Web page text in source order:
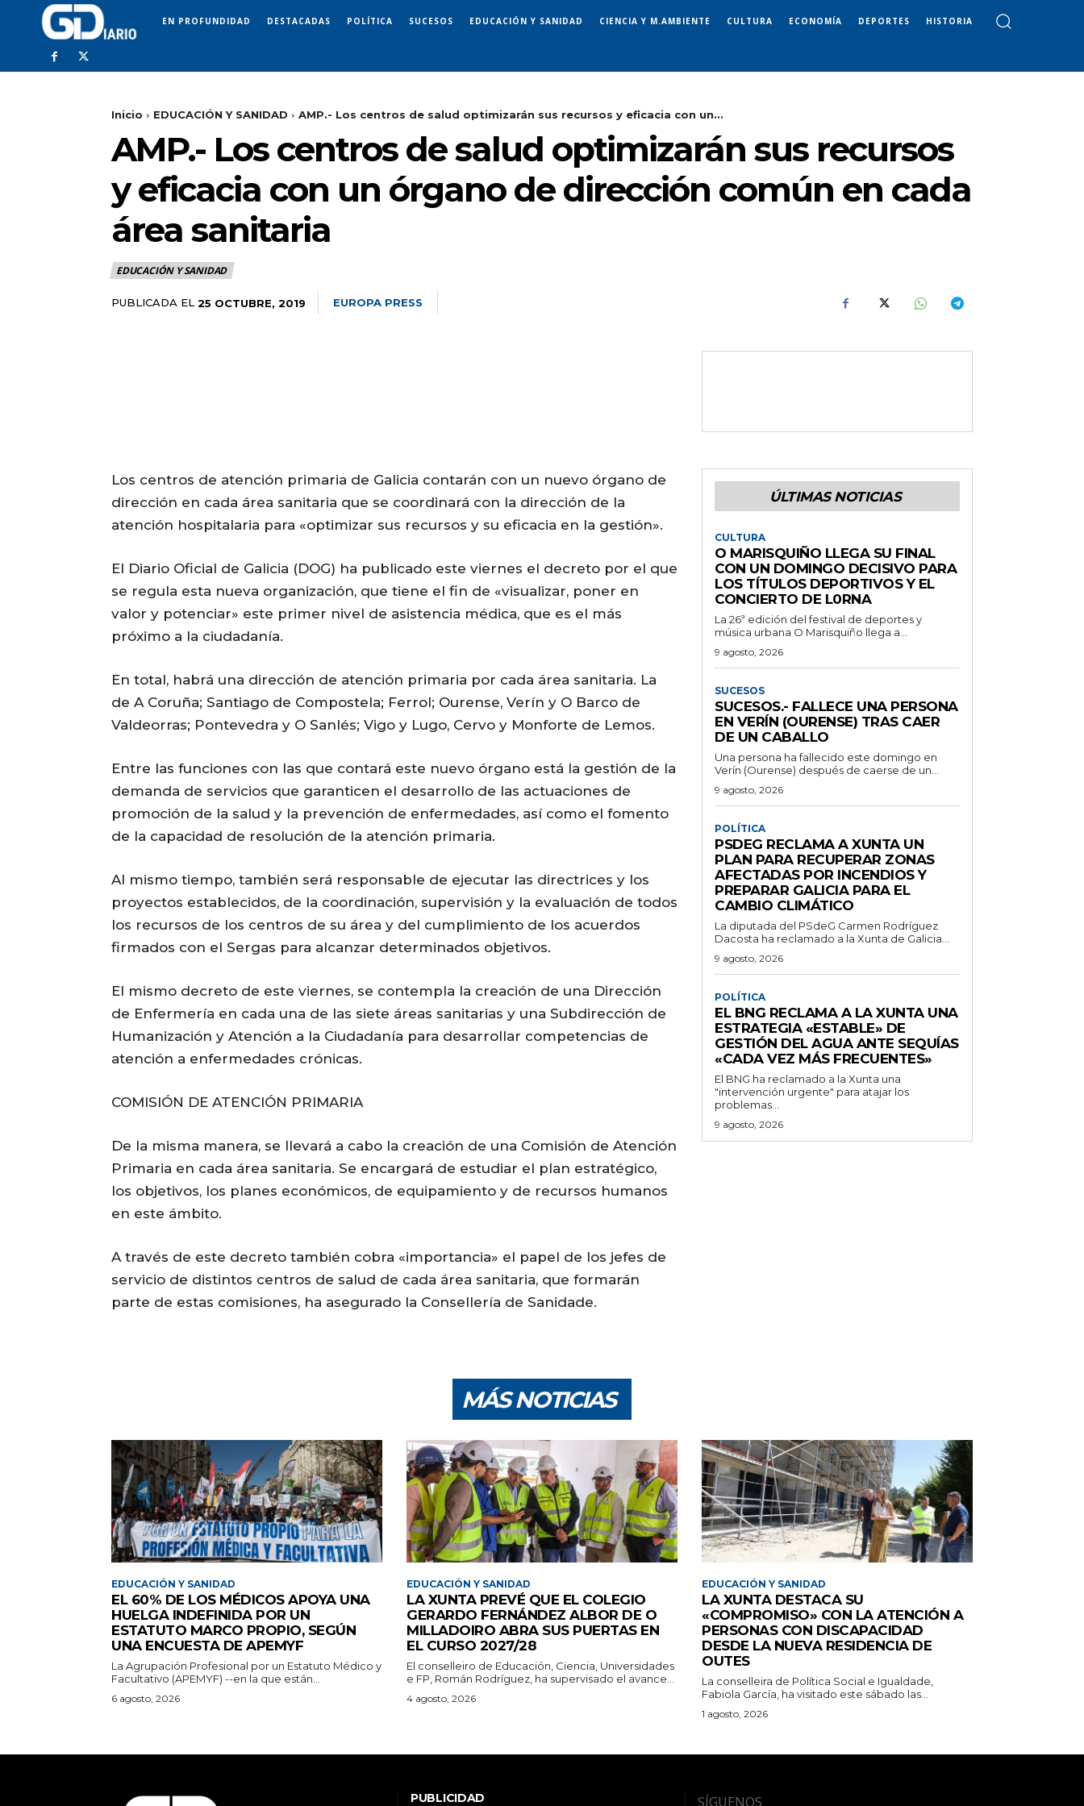
EN PROFUNDIDAD DESTACADAS POLÍTICA SUCESOS EDUCACIÓN Y SANIDAD CIENCIA Y M.AMBIENTE CULTURA ECONOMÍA DEPORTES HISTORIA
Inicio EDUCACIÓN Y SANIDAD AMP.- Los centros de salud optimizarán sus recursos y eficacia con un...
AMP.- Los centros de salud optimizarán sus recursos
y eficacia con un órgano de dirección común en cada
área sanitaria
EDUCACIÓN Y SANIDAD
PUBLICADA EL 25 OCTUBRE, 2019 EUROPA PRESS
Los centros de atención primaria de Galicia contarán con un nuevo órgano de
dirección en cada área sanitaria que se coordinará con la dirección de la
atención hospitalaria para «optimizar sus recursos y su eficacia en la gestión».
El Diario Oficial de Galicia (DOG) ha publicado este viernes el decreto por el que
se regula esta nueva organización, que tiene el fin de «visualizar, poner en
valor y potenciar» este primer nivel de asistencia médica, que es el más
próximo a la ciudadanía.
En total, habrá una dirección de atención primaria por cada área sanitaria. La
de A Coruña; Santiago de Compostela; Ferrol; Ourense, Verín y O Barco de
Valdeorras; Pontevedra y O Sanlés; Vigo y Lugo, Cervo y Monforte de Lemos.
Entre las funciones con las que contará este nuevo órgano está la gestión de la
demanda de servicios que garanticen el desarrollo de las actuaciones de
promoción de la salud y la prevención de enfermedades, así como el fomento
de la capacidad de resolución de la atención primaria.
Al mismo tiempo, también será responsable de ejecutar las directrices y los
proyectos establecidos, de la coordinación, supervisión y la evaluación de todos
los recursos de los centros de su área y del cumplimiento de los acuerdos
firmados con el Sergas para alcanzar determinados objetivos.
El mismo decreto de este viernes, se contempla la creación de una Dirección
de Enfermería en cada una de las siete áreas sanitarias y una Subdirección de
Humanización y Atención a la Ciudadanía para desarrollar competencias de
atención a enfermedades crónicas.
COMISIÓN DE ATENCIÓN PRIMARIA
De la misma manera, se llevará a cabo la creación de una Comisión de Atención
Primaria en cada área sanitaria. Se encargará de estudiar el plan estratégico,
los objetivos, los planes económicos, de equipamiento y de recursos humanos
en este ámbito.
A través de este decreto también cobra «importancia» el papel de los jefes de
servicio de distintos centros de salud de cada área sanitaria, que formarán
parte de estas comisiones, ha asegurado la Consellería de Sanidade.
ÚLTIMAS NOTICIAS
CULTURA
O MARISQUIÑO LLEGA SU FINAL
CON UN DOMINGO DECISIVO PARA
LOS TÍTULOS DEPORTIVOS Y EL
CONCIERTO DE L0RNA
La 26ª edición del festival de deportes y
música urbana O Marisquiño llega a...
9 agosto, 2026
SUCESOS
SUCESOS.- FALLECE UNA PERSONA
EN VERÍN (OURENSE) TRAS CAER
DE UN CABALLO
Una persona ha fallecido este domingo en
Verín (Ourense) después de caerse de un...
9 agosto, 2026
POLÍTICA
PSDEG RECLAMA A XUNTA UN
PLAN PARA RECUPERAR ZONAS
AFECTADAS POR INCENDIOS Y
PREPARAR GALICIA PARA EL
CAMBIO CLIMÁTICO
La diputada del PSdeG Carmen Rodríguez
Dacosta ha reclamado a la Xunta de Galicia...
9 agosto, 2026
POLÍTICA
EL BNG RECLAMA A LA XUNTA UNA
ESTRATEGIA «ESTABLE» DE
GESTIÓN DEL AGUA ANTE SEQUÍAS
«CADA VEZ MÁS FRECUENTES»
El BNG ha reclamado a la Xunta una
"intervención urgente" para atajar los
problemas...
9 agosto, 2026
MÁS NOTICIAS
EDUCACIÓN Y SANIDAD
EL 60% DE LOS MÉDICOS APOYA UNA
HUELGA INDEFINIDA POR UN
ESTATUTO MARCO PROPIO, SEGÚN
UNA ENCUESTA DE APEMYF
La Agrupación Profesional por un Estatuto Médico y
Facultativo (APEMYF) --en la que están...
6 agosto, 2026
EDUCACIÓN Y SANIDAD
LA XUNTA PREVÉ QUE EL COLEGIO
GERARDO FERNÁNDEZ ALBOR DE O
MILLADOIRO ABRA SUS PUERTAS EN
EL CURSO 2027/28
El conselleiro de Educación, Ciencia, Universidades
e FP, Román Rodríguez, ha supervisado el avance...
4 agosto, 2026
EDUCACIÓN Y SANIDAD
LA XUNTA DESTACA SU
«COMPROMISO» CON LA ATENCIÓN A
PERSONAS CON DISCAPACIDAD
DESDE LA NUEVA RESIDENCIA DE
OUTES
La conselleira de Política Social e Igualdade,
Fabiola García, ha visitado este sábado las...
1 agosto, 2026
PUBLICIDAD SÍGUENOS